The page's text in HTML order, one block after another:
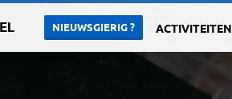
NIEUWSGIERIG ? ACTIVITEITEN